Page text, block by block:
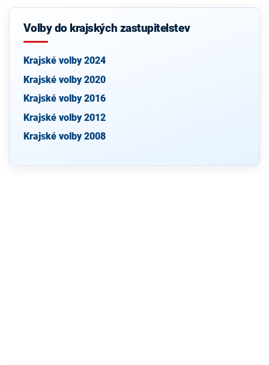
Volby do krajských zastupitelstev
Krajské volby 2024
Krajské volby 2020
Krajské volby 2016
Krajské volby 2012
Krajské volby 2008